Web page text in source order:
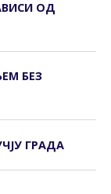
ОД
БЕЗ
ГРАДА